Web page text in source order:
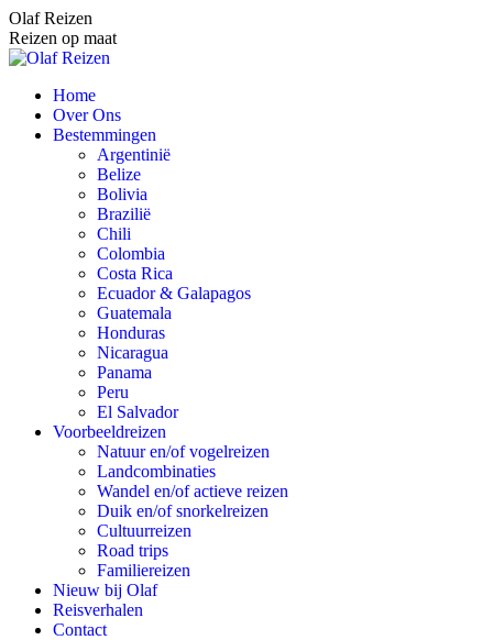
Spring
naar
content
Olaf Reizen
Reizen op maat
Home
Over Ons
Bestemmingen
Argentinië
Belize
Bolivia
Brazilië
Chili
Colombia
Costa Rica
Ecuador & Galapagos
Guatemala
Honduras
Nicaragua
Panama
Peru
El Salvador
Voorbeeldreizen
Natuur en/of vogelreizen
Landcombinaties
Wandel en/of actieve reizen
Duik en/of snorkelreizen
Cultuurreizen
Road trips
Familiereizen
Nieuw bij Olaf
Reisverhalen
Contact